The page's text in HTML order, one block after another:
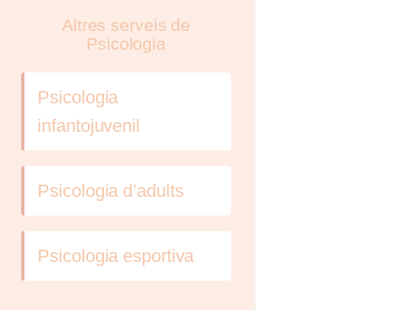
Altres serveis de
Psicologia
Psicologia
infantojuvenil
Psicologia d’adults
Psicologia esportiva